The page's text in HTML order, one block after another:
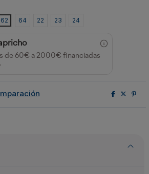
62 64 22 23 24
de 60€ a 2000€ financiadas